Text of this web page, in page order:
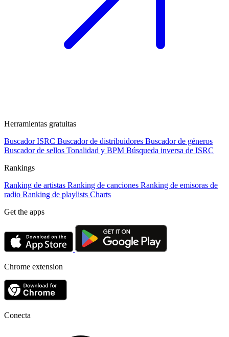
Herramientas gratuitas
Buscador ISRC Buscador de distribuidores Buscador de géneros
Buscador de sellos Tonalidad y BPM Búsqueda inversa de ISRC
Rankings
Ranking de artistas Ranking de canciones Ranking de emisoras de
radio Ranking de playlists Charts
Get the apps
Chrome extension
Conecta